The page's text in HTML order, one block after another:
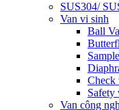
SUS304/
Van vi sinh
Ball
Check
Safety
Van công